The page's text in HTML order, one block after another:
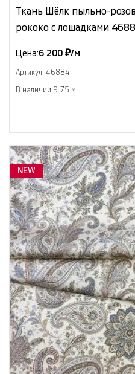
Ткань Шёлк пыльно-
рококо с лошадками
Цена:6 200 ₽/м
Артикул: 46884
В наличии 9.75 м
NEW